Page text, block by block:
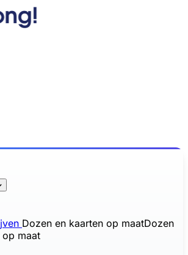
Dozen en kaarten op maatDozen
op maat